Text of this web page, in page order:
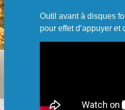
Outil avant à disques
pour effet d’appuyer et